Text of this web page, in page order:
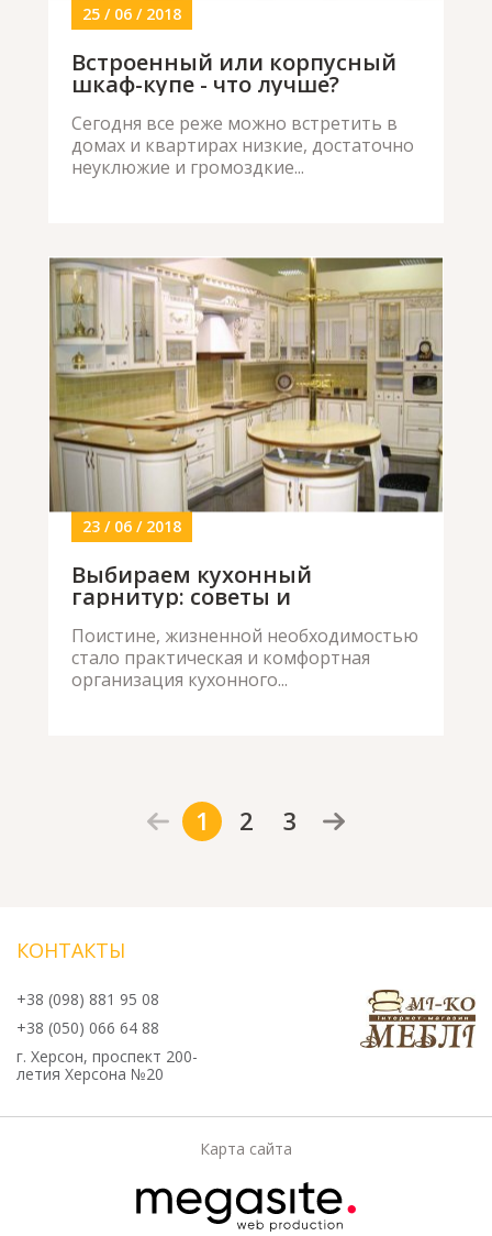
25 / 06 / 2018
Встроенный или корпусный
шкаф-купе - что лучше?
Сегодня все реже можно встретить в
домах и квартирах низкие, достаточно
неуклюжие и громоздкие...
23 / 06 / 2018
Выбираем кухонный
гарнитур: советы и
Поистине, жизненной необходимостью
стало практическая и комфортная
организация кухонного...
1 2 3
КОНТАКТЫ
+38 (098) 881 95 08
+38 (050) 066 64 88
г. Херсон, проспект 200-
летия Херсона №20
Карта сайта